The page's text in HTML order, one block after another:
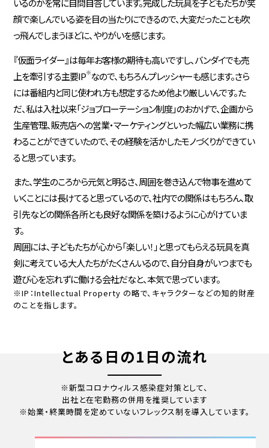
いるのかを常に自問自答しています。完成した玩具を子どもたちが笑
顔で楽しんでいる姿を目の当たりにできるので、大変だったことも吹
っ飛んでしまうほどに、やりがいを感じます。
『仮面ライダー』は毎年お客様の期待も高いですし、バンダイでも売
上を牽引する主要IP※なので、もちろんプレッシャーも感じます。さら
には番組内と同じ使われ方も想定するため他より厳しいんです。た
だ、私は入社以来「ジョブローテーション制度」のおかげで、企画から
生産管理、販売店への営業・マーケティングといった幅広い業務に携
わることができていたので、その経験を活かしたモノづくりができてい
ると思っています。
また、学生のころから元気と明るさ、周囲を巻き込んで物事を進めて
いくことには長けてると思っているので、社内での関係はもちろん、取
引先などの関係各所とも良好な関係を築けるように心がけていま
す。
周囲には、子どもたちが心から「楽しい！」と思ってもらえる玩具を真
剣に考えている大人たちがたくさんいるので、自分自身がいつまでも
遊び心を忘れずに働ける会社だなと、本気で思っています。
※IP：Intellectual Property の略で、キャラクターなどの知的財産
のことを指します。
とある日の1日の流れ
※新型コロナウィルス感染症対策として、
出社と在宅勤務の併用を推奨しています
※始業・終業時間を定めていないフレックス制を導入しています。